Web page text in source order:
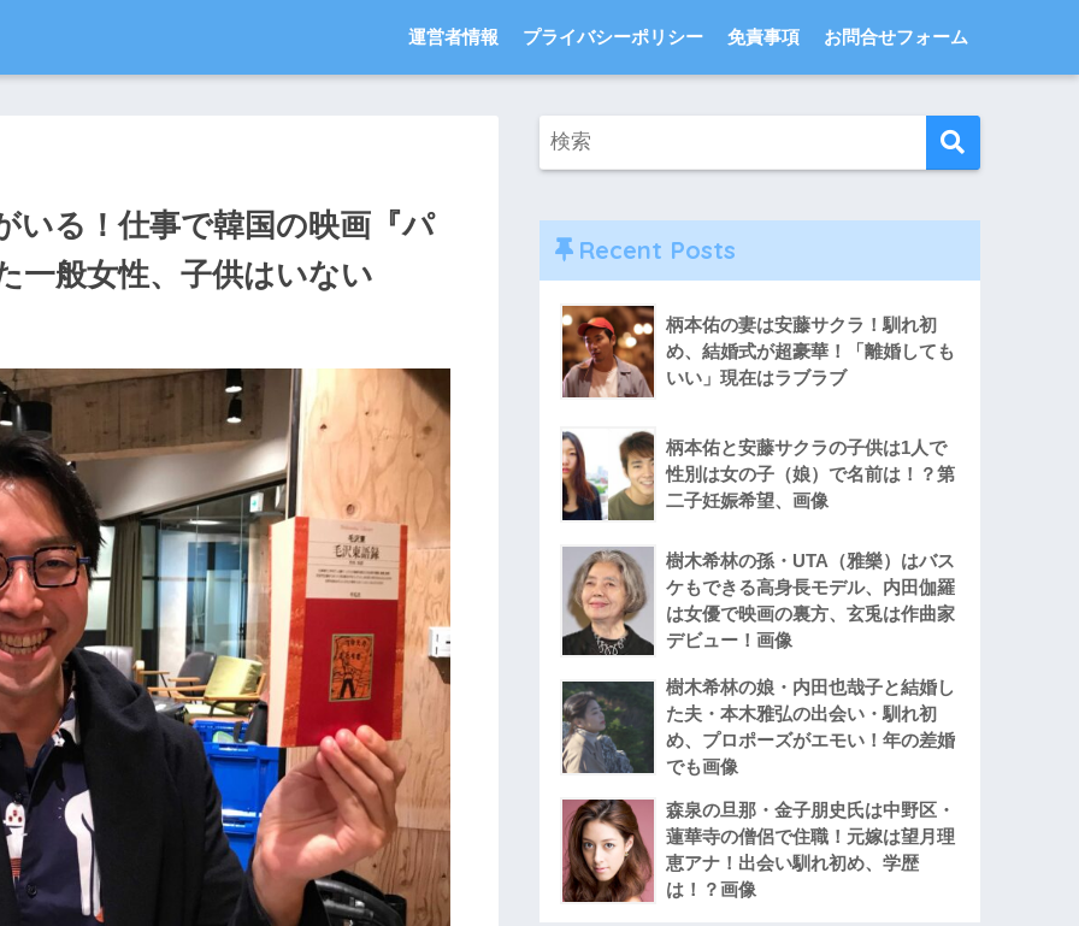
運営者情報 プライバシーポリシー 免責事項 お問合せフォーム
いる！仕事で韓国の映画『パ
一般女性、子供はいない
Recent Posts
柄本佑の妻は安藤サクラ！馴れ初
め、結婚式が超豪華！「離婚しても
いい」現在はラブラブ
柄本佑と安藤サクラの子供は1人で
性別は女の子（娘）で名前は！？第
二子妊娠希望、画像
樹木希林の孫・UTA（雅樂）はバス
ケもできる高身長モデル、内田伽羅
は女優で映画の裏方、玄兎は作曲家
デビュー！画像
樹木希林の娘・内田也哉子と結婚し
た夫・本木雅弘の出会い・馴れ初
め、プロポーズがエモい！年の差婚
でも画像
森泉の旦那・金子朋史氏は中野区・
蓮華寺の僧侶で住職！元嫁は望月理
恵アナ！出会い馴れ初め、学歴
は！？画像